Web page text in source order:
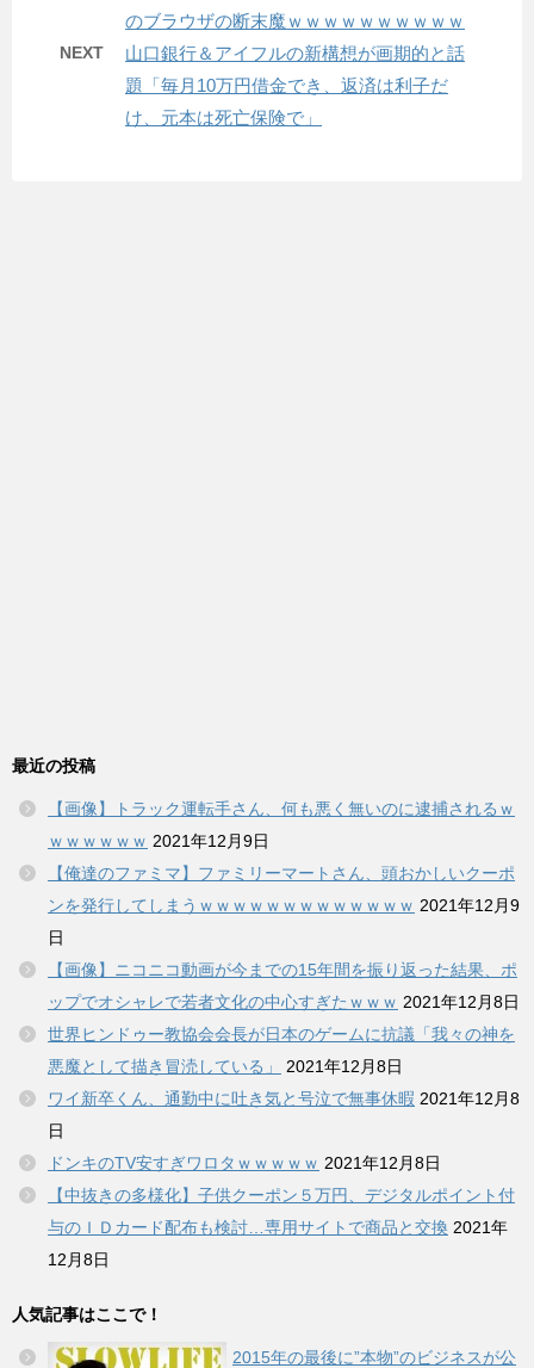
のブラウザの断末魔ｗｗｗｗｗｗｗｗｗｗ
NEXT
山口銀行＆アイフルの新構想が画期的と話
題「毎月10万円借金でき、返済は利子だ
け、元本は死亡保険で」
最近の投稿
【画像】トラック運転手さん、何も悪く無いのに逮捕されるｗ
ｗｗｗｗｗｗ 2021年12月9日
【俺達のファミマ】ファミリーマートさん、頭おかしいクーポ
ンを発行してしまうｗｗｗｗｗｗｗｗｗｗｗｗｗ 2021年12月9
日
【画像】ニコニコ動画が今までの15年間を振り返った結果、ポ
ップでオシャレで若者文化の中心すぎたｗｗｗ 2021年12月8日
世界ヒンドゥー教協会会長が日本のゲームに抗議「我々の神を
悪魔として描き冒涜している」
2021年12月8日
ワイ新卒くん、通勤中に吐き気と号泣で無事休暇 2021年12月8
日
ドンキのTV安すぎワロタｗｗｗｗｗ 2021年12月8日
【中抜きの多様化】子供クーポン５万円、デジタルポイント付
与のＩＤカード配布も検討…専用サイトで商品と交換 2021年
12月8日
人気記事はここで！
2015年の最後に”本物”のビジネスが公